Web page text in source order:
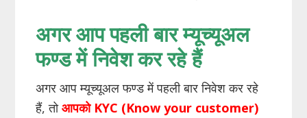
अगर आप पहली बार म्यूच्यूअल
फण्ड में निवेश कर रहे हैं
अगर आप म्यूच्यूअल फण्ड में पहली बार निवेश कर रहे
हैं, तोआपको KYC (Know your customer)